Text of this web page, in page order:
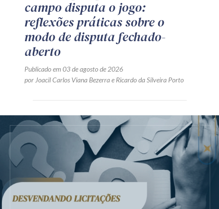
campo disputa o jogo:
reflexões práticas sobre o
modo de disputa fechado-
aberto
Publicado em 03 de agosto de 2026
por Joacil Carlos Viana Bezerrae Ricardo da Silveira Porto